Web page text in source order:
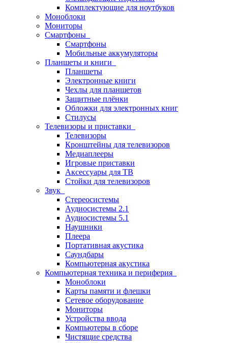
Комплектующие для ноутбуков
Моноблоки
Мониторы
Смартфоны
Смартфоны
Мобильные аккумуляторы
Планшеты и книги
Планшеты
Электронные книги
Чехлы для планшетов
Защитные плёнки
Обложки для электронных книг
Стилусы
Телевизоры и приставки
Телевизоры
Кронштейны для телевизоров
Медиаплееры
Игровые приставки
Аксессуары для ТВ
Стойки для телевизоров
Звук
Стереосистемы
Аудиосистемы 2.1
Аудиосистемы 5.1
Наушники
Плеера
Портативная акустика
Саундбары
Компьютерная акустика
Компьютерная техника и периферия
Моноблоки
Карты памяти и флешки
Сетевое оборудование
Мониторы
Устройства ввода
Компьютеры в сборе
Чистящие средства